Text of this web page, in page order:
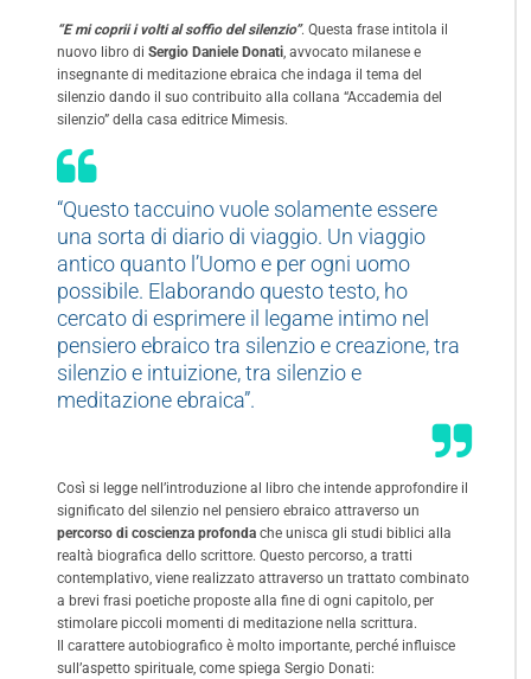
“E mi coprii i volti al soffio del silenzio”. Questa frase intitola il
nuovo libro di Sergio Daniele Donati, avvocato milanese e
insegnante di meditazione ebraica che indaga il tema del
silenzio dando il suo contribuito alla collana “Accademia del
silenzio” della casa editrice Mimesis.
“Questo taccuino vuole solamente essere
una sorta di diario di viaggio. Un viaggio
antico quanto l’Uomo e per ogni uomo
possibile. Elaborando questo testo, ho
cercato di esprimere il legame intimo nel
pensiero ebraico tra silenzio e creazione, tra
silenzio e intuizione, tra silenzio e
meditazione ebraica”.
Così si legge nell’introduzione al libro che intende approfondire il
significato del silenzio nel pensiero ebraico attraverso un
percorso di coscienza profonda che unisca gli studi biblici alla
realtà biografica dello scrittore. Questo percorso, a tratti
contemplativo, viene realizzato attraverso un trattato combinato
a brevi frasi poetiche proposte alla fine di ogni capitolo, per
stimolare piccoli momenti di meditazione nella scrittura.
Il carattere autobiografico è molto importante, perché influisce
sull’aspetto spirituale, come spiega Sergio Donati: